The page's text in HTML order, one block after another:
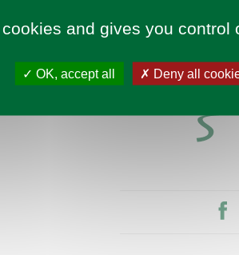
and gives you control
OK, accept all Deny all